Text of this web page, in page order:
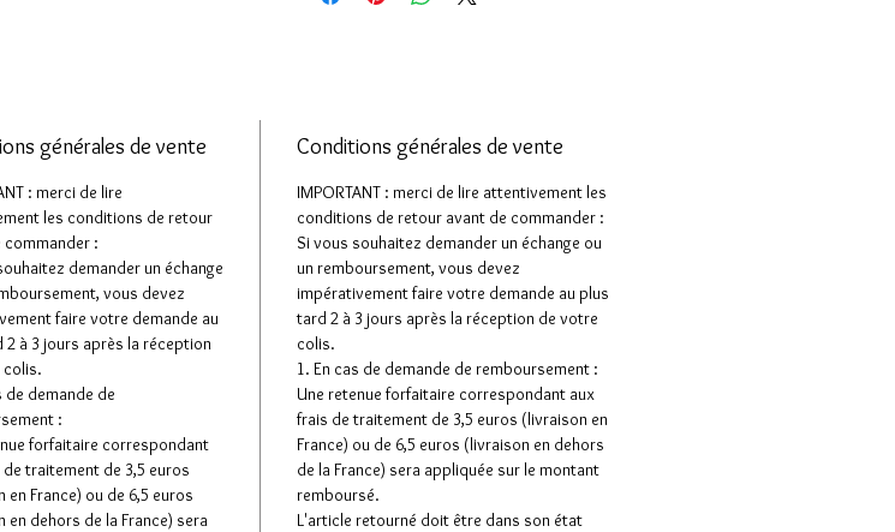
générales de vente
: merci de lire
les conditions de retour
commander :
demander un échange
vous devez
faire votre demande au
2 à 3 jours après la réception
de demande de
:
forfaitaire correspondant
de traitement de 3,5 euros
en France) ou de 6,5 euros
en dehors de la France) sera
Conditions générales de vente
IMPORTANT : merci de lire attentivement les
conditions de retour avant de commander :
Si vous souhaitez demander un échange ou
un remboursement, vous devez
impérativement faire votre demande au plus
tard 2 à 3 jours après la réception de votre
colis.
1. En cas de demande de remboursement :
Une retenue forfaitaire correspondant aux
frais de traitement de 3,5 euros (livraison en
France) ou de 6,5 euros (livraison en dehors
de la France) sera appliquée sur le montant
remboursé.
L'article retourné doit être dans son état